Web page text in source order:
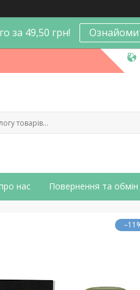
за 49,50 грн!
нас Повернення та обмін